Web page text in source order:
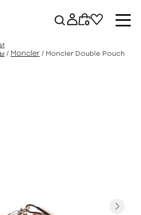
0
/ Moncler / Moncler Double Pouch
Next